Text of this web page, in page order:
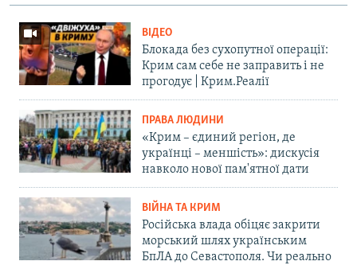
ВІДЕО
Блокада без сухопутної операції:
Крим сам себе не заправить і не
прогодує | Крим.Реалії
ПРАВА ЛЮДИНИ
«Крим – єдиний регіон, де
українці – меншість»: дискусія
навколо нової пам'ятної дати
ВІЙНА ТА КРИМ
Російська влада обіцяє закрити
морський шлях українським
БпЛА до Севастополя. Чи реально